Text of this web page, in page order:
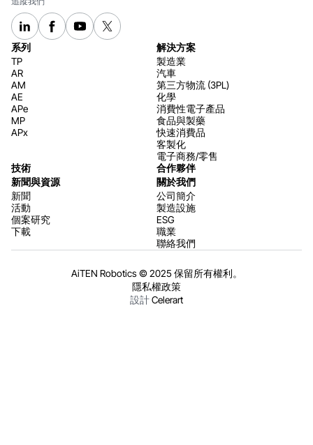
系列
TP
AR
AM
AE
APe
MP
APx
解決方案
製造業
汽車
第三方物流 (3PL)
化學
消費性電子產品
食品與製藥
快速消費品
客製化
電子商務/零售
技術
合作夥伴
新聞與資源
新聞
活動
個案研究
下載
關於我們
公司簡介
製造設施
ESG
職業
聯絡我們
AiTEN Robotics © 2025 保留所有權利。
隱私權政策
設計Celerart